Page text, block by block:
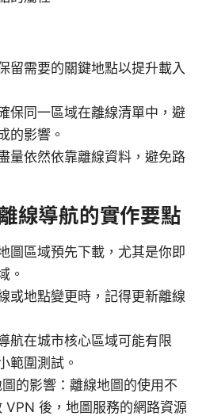
留需要的關鍵地點以提升載入
保同一區域在離線清單中，避
的影響。
量依然依靠離線資料，避免路
線導航的實作要點
圖區域預先下載，尤其是你即
。
或地點變更時，記得更新離線
航在城市核心區域可能有限
範圍測試。
的影響：離線地圖的使用不
VPN 後，地圖服務的網路資源